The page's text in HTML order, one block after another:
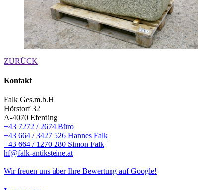
ZURÜCK
Kontakt
Falk Ges.m.b.H
Hörstorf 32
A-4070 Eferding
+43 7272 / 2674 Büro
+43 664 / 3427 526 Hannes Falk
+43 664 / 1270 280 Simon Falk
hf@falk-antiksteine.at
Wir freuen uns über Ihre Bewertung auf Google!